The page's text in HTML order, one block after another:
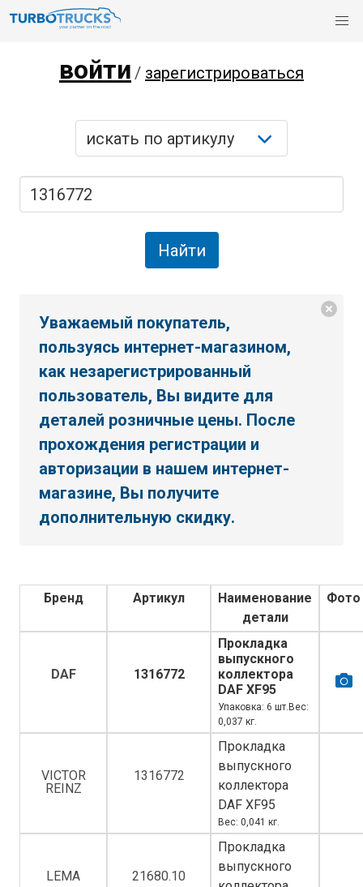
войти / зарегистрироваться
Уважаемый покупатель,
пользуясь интернет-магазином,
как незарегистрированный
пользователь, Вы видите для
деталей розничные цены. После
прохождения регистрации и
авторизации в нашем интернет-
магазине, Вы получите
дополнительную скидку.
Бренд Артикул
Наименование
детали
Фото
DAF 1316772
Прокладка
выпускного
коллектора
DAF XF95
Упаковка: 6 шт.Вес:
0,037 кг.
VICTOR
REINZ
1316772
Прокладка
выпускного
коллектора
DAF XF95
Вес: 0,041 кг.
LEMA 21680.10
Прокладка
выпускного